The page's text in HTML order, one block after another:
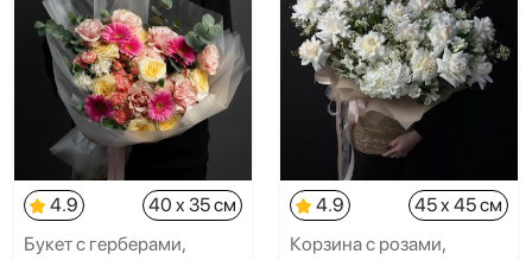
4.9
40 x 35 см
Букет с герберами,
4.9
45 x 45 см
Корзина с розами,